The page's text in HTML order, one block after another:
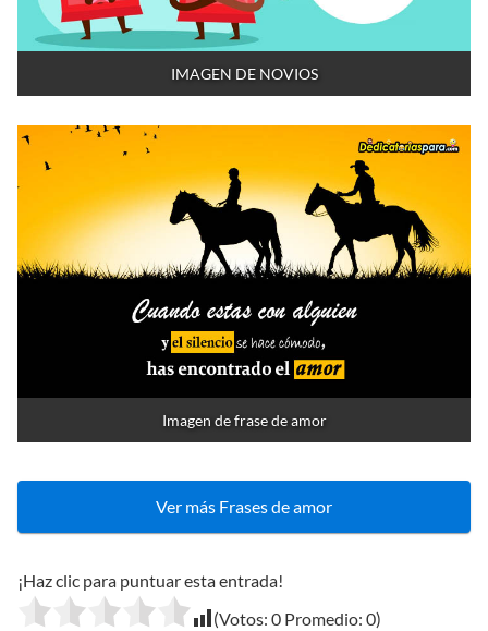
IMAGEN DE NOVIOS
Imagen de frase de amor
Ver más Frases de amor
¡Haz clic para puntuar esta entrada!
(Votos: 0 Promedio: 0)